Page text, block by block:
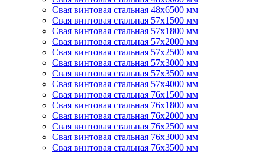
Свая винтовая стальная 48х6500 мм
Свая винтовая стальная 57х1500 мм
Свая винтовая стальная 57х1800 мм
Свая винтовая стальная 57х2000 мм
Свая винтовая стальная 57х2500 мм
Свая винтовая стальная 57х3000 мм
Свая винтовая стальная 57х3500 мм
Свая винтовая стальная 57х4000 мм
Свая винтовая стальная 76х1500 мм
Свая винтовая стальная 76х1800 мм
Свая винтовая стальная 76х2000 мм
Свая винтовая стальная 76х2500 мм
Свая винтовая стальная 76х3000 мм
Свая винтовая стальная 76х3500 мм